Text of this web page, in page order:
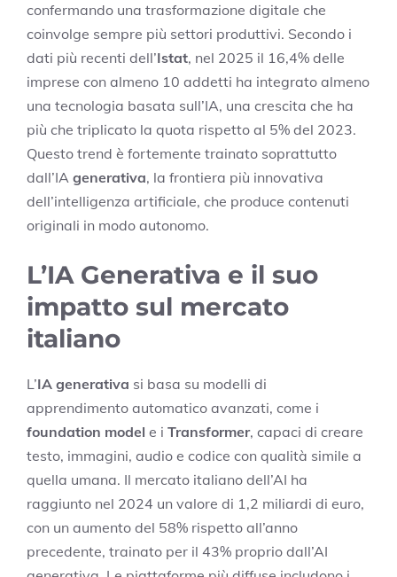
confermando una trasformazione digitale che
coinvolge sempre più settori produttivi. Secondo i
dati più recenti dell’Istat, nel 2025 il 16,4% delle
imprese con almeno 10 addetti ha integrato almeno
una tecnologia basata sull’IA, una crescita che ha
più che triplicato la quota rispetto al 5% del 2023.
Questo trend è fortemente trainato soprattutto
dall’IA generativa, la frontiera più innovativa
dell’intelligenza artificiale, che produce contenuti
originali in modo autonomo.
L’IA Generativa e il suo
impatto sul mercato
italiano
L’IA generativa si basa su modelli di
apprendimento automatico avanzati, come i
foundation model e i Transformer, capaci di creare
testo, immagini, audio e codice con qualità simile a
quella umana. Il mercato italiano dell’AI ha
raggiunto nel 2024 un valore di 1,2 miliardi di euro,
con un aumento del 58% rispetto all’anno
precedente, trainato per il 43% proprio dall’AI